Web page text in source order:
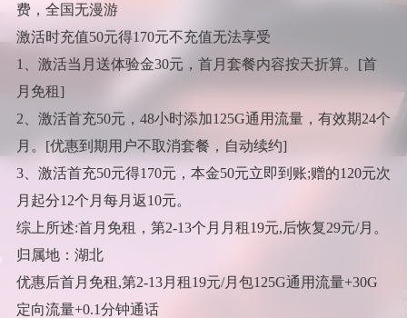
费，全国无漫游
激活时充值50元得170元不充值无法享受
1、激活当月送体验金30元，首月套餐内容按天折算。[首
月免租]
2、激活首充50元，48小时添加125G通用流量，有效期24个
月。[优惠到期用户不取消套餐，自动续约]
3、激活首充50元得170元，本金50元立即到账;赠的120元次
月起分12个月每月返10元。
综上所述:首月免租，第2-13个月月租19元,后恢复29元/月。
归属地：湖北
优惠后首月免租,第2-13月租19元/月包125G通用流量+30G
定向流量+0.1分钟通话